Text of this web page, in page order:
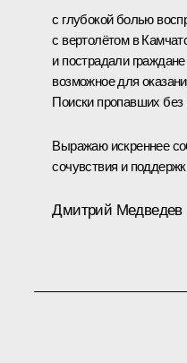
с глубокой болью
с вертолётом в
и пострадали
возможное для
Поиски пропавших
Выражаю искреннее
сочувствия и
Дмитрий Медведев